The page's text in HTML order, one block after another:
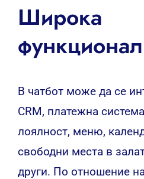
Широка
В чатбот може да се
CRM, платежна
лоялност, меню,
свободни места в
други. По отношение